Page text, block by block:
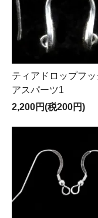
ティアドロップフ
アスパーツ1
2,200円(税200円)